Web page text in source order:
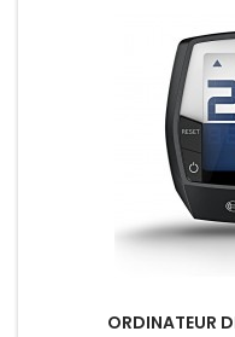
ORDINATEUR